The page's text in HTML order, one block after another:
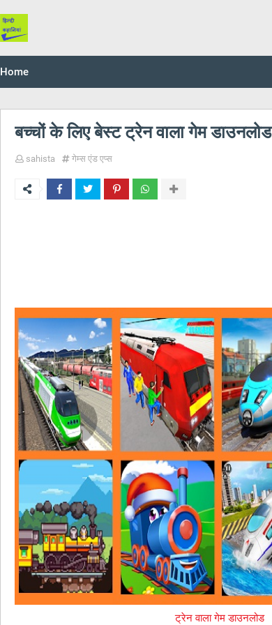
Home
बच्चों के लिए बेस्ट ट्रेन वाला गेम डाउनलोड
sahista गेम्स एंड एप्स
ट्रेन वाला गेम डाउनलोड